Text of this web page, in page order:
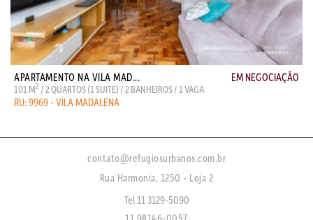
APARTAMENTO NA VILA MAD... EM NEGOCIAÇÃO
101 M2 / 2 QUARTOS (1 SUITE) / 2 BANHEIROS / 1 VAGA
RU: 9969 - VILA MADALENA
contato@refugiosurbanos.com.br
Rua Harmonia, 1250 - Loja 2
Tel 11 3129-5090